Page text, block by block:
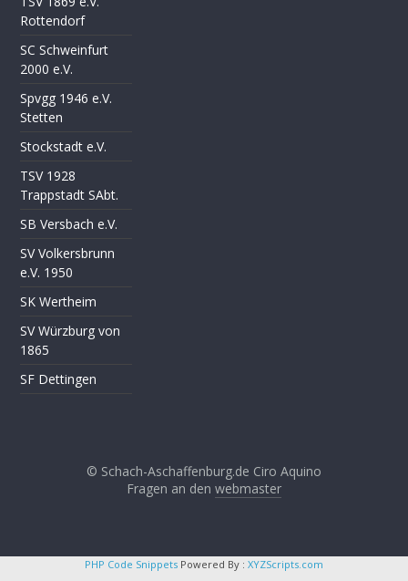
Rottendorf
SC Schweinfurt
2000 e.V.
Spvgg 1946 e.V.
Stetten
Stockstadt e.V.
TSV 1928
Trappstadt SAbt.
SB Versbach e.V.
SV Volkersbrunn
e.V. 1950
SK Wertheim
SV Würzburg von
1865
SF Dettingen
© Schach-Aschaffenburg.de Ciro Aquino
Fragen an den webmaster
PHP Code Snippets Powered By : XYZScripts.com